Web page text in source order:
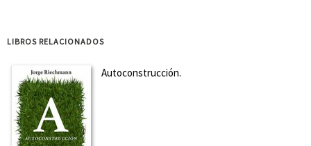
LIBROS RELACIONADOS
Autoconstrucción.